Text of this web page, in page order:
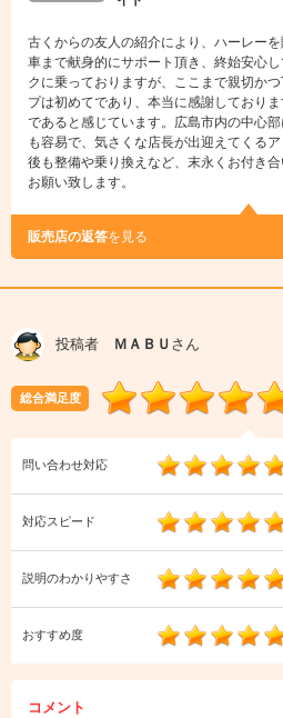
古くからの友人の紹介により、ハーレー
車まで献身的にサポート頂き、終始安心
クに乗っておりますが、ここまで親切か
プは初めてであり、本当に感謝しており
であると感じています。広島市内の中心
も容易で、気さくな店長が出迎えてくる
後も整備や乗り換えなど、末永くお付き
お願い致します。
販売店の返答を見る
投稿者 ＭＡＢＵ さん
総合満足度
問い合わせ対応
対応スピード
説明のわかりやすさ
おすすめ度
コメント